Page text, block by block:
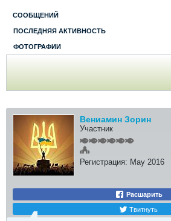
СООБЩЕНИЙ
ПОСЛЕДНЯЯ АКТИВНОСТЬ
ФОТОГРАФИИ
Вениамин Зорин
Участник
Регистрация: May 2016
Расшарить
Твитнуть